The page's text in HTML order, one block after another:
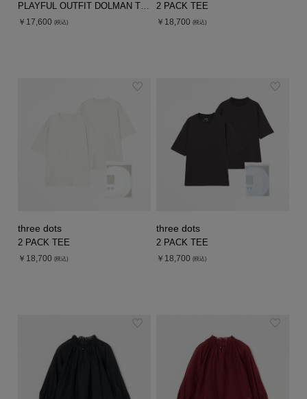
PLAYFUL OUTFIT DOLMAN TEE
￥17,600 (税込)
2 PACK TEE
￥18,700 (税込)
three dots
2 PACK TEE
￥18,700 (税込)
three dots
2 PACK TEE
￥18,700 (税込)